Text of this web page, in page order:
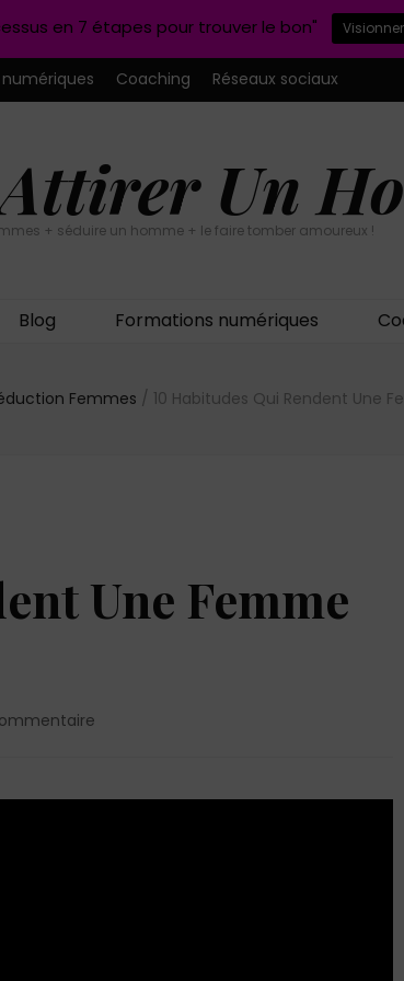
Coaching Réseaux sociaux
Un
+ séduire un homme + le faire tomber amoureux !
Blog Formations numériques
Femmes / 10 Habitudes Qui Rendent Une
Une Femme
en 7 étapes pour trouver le bon" Visionner